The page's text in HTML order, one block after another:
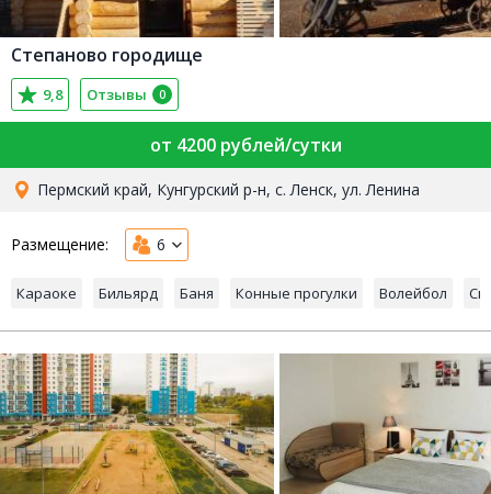
Степаново городище
9,8 Отзывы 0
от 4200 рублей/сутки
Пермский край, Кунгурский р-н, с. Ленск, ул. Ленина
Размещение: 6
Караоке Бильярд Баня Конные прогулки Волейбол